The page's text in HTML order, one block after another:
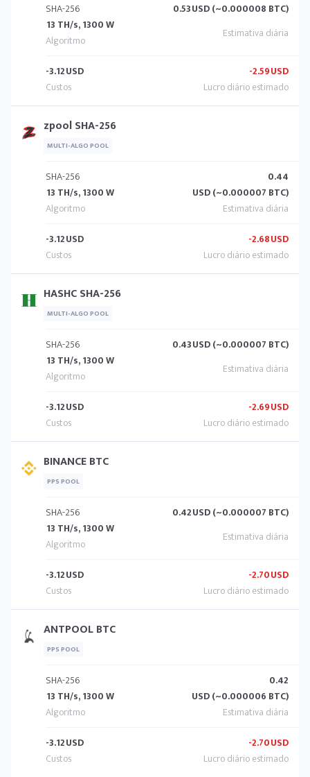
SHA-256
13 TH/s, 1300 W
0.53USD (~0.000008 BTC)
-3.12USD -2.59USD
zpool SHA-256
MULTI-ALGO POOL
SHA-256
13 TH/s, 1300 W
0.44
USD (~0.000007 BTC)
-3.12USD -2.68USD
HASHC SHA-256
MULTI-ALGO POOL
SHA-256
13 TH/s, 1300 W
0.43USD (~0.000007 BTC)
-3.12USD -2.69USD
BINANCE BTC
PPS POOL
SHA-256
13 TH/s, 1300 W
0.42USD (~0.000007 BTC)
-3.12USD -2.70USD
ANTPOOL BTC
PPS POOL
SHA-256
13 TH/s, 1300 W
0.42
USD (~0.000006 BTC)
-3.12USD -2.70USD